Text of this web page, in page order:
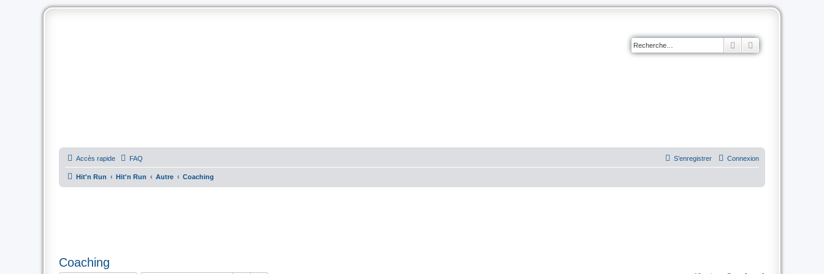
Rechercher
Accès rapide FAQ Connexion
S’enregistrer
Hit'n Run Hit'n Run Autre Coaching
Coaching